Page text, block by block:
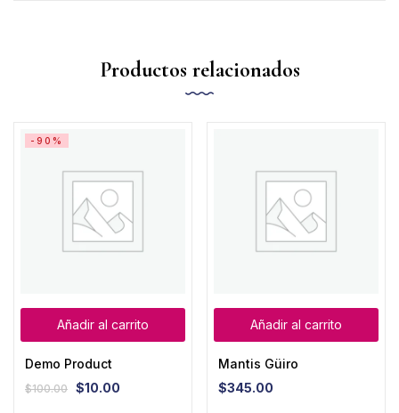
Productos relacionados
Añadir al carrito
-90%
Demo Product
$100.00 $10.00
Añadir al carrito
Mantis Güiro
$345.00